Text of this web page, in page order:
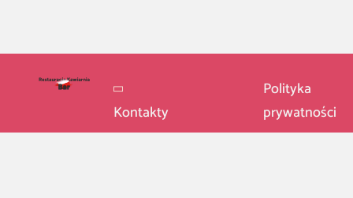
Kontakty
Polityka
prywatności